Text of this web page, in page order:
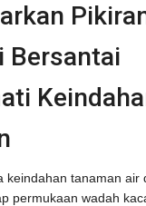
Bersantai
keindahan tanaman air
permukaan wadah